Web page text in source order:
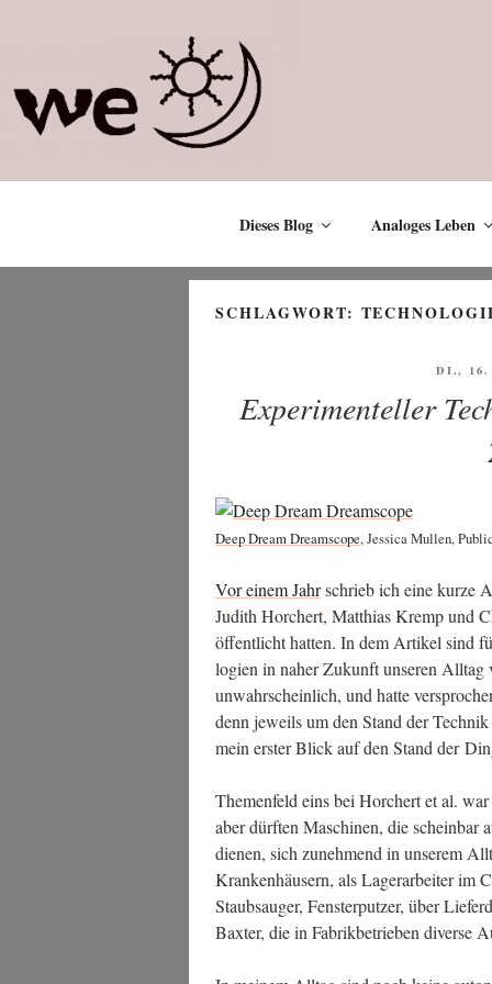
Dieses Blog Analoges Leben
SCHLAGWORT:
DI., 16.
Experimenteller
Deep Dream Dream­scope, Jes­si­ca Mullen,
Vor einem Jahrschrieb ich eine kur­ze
Judith Hor­chert, Mat­thi­as Kremp und
öf­fent­licht hat­ten. In dem Arti­kel sind
lo­gien in naher Zukunft unse­ren All­tag
unwahr­schein­lich, und hat­te
denn jeweils um den Stand der
mein ers­ter Blick auf den Stand der
The­men­feld eins bei Hor­chert et al.
aber dürf­ten Maschi­nen, die schein­bar
die­nen, sich zuneh­mend in unse­rem
Kran­ken­häu­sern, als Lager­ar­bei­ter im
Staub­sauger, Fens­ter­put­zer, über
Bax­ter, die in Fabrik­be­trie­ben diver­se